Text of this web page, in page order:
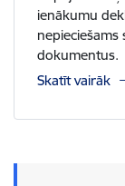
ienākumu
dokumentus.
Skatīt vairāk